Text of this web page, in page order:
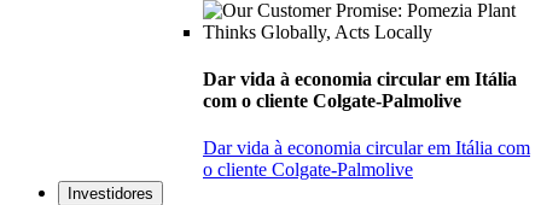
Dar vida à economia circular em Itália
com o cliente Colgate-Palmolive
Dar vida à economia circular em Itália com
o cliente Colgate-Palmolive
Investidores